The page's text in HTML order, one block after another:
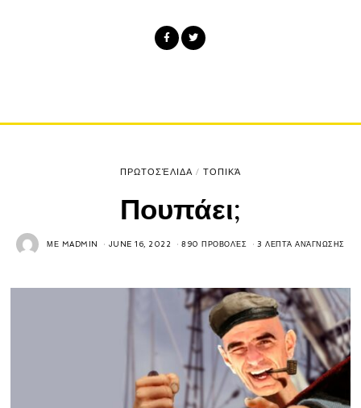
ΠΡΩΤΟΣΈΛΙΔΑ / ΤΟΠΙΚΆ
Πουπάει;
ΜΕ MADMIN JUNE 16, 2022 890 ΠΡΟΒΟΛΈΣ 3 ΛΕΠΤΆ ΑΝΆΓΝΩΣΗΣ